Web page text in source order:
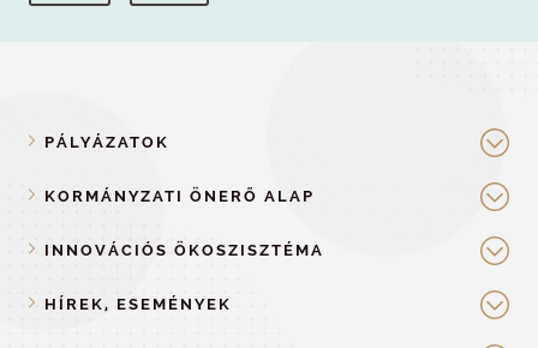
PÁLYÁZATOK
KORMÁNYZATI ÖNERŐ ALAP
INNOVÁCIÓS ÖKOSZISZTÉMA
HÍREK, ESEMÉNYEK